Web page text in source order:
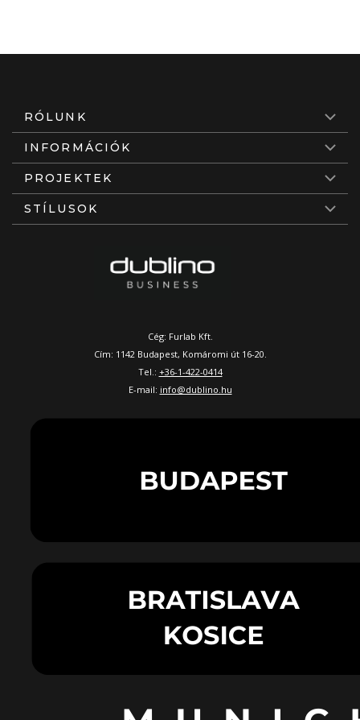
RÓLUNK
INFORMÁCIÓK
PROJEKTEK
STÍLUSOK
Cég: Furlab Kft.
Cím: 1142 Budapest, Komáromi út 16-20.
Tel.: +36-1-422-0414
E-mail: info@dublino.hu